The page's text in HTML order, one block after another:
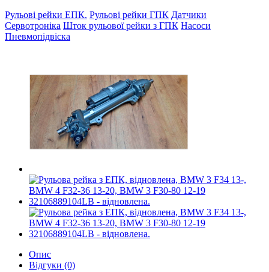
Рульові рейки ЕПК. Рульові рейки ГПК Датчики
Сервотроніка Шток рульової рейки з ГПК Насоси
Пневмопідвіска
Опис
Відгуки (0)